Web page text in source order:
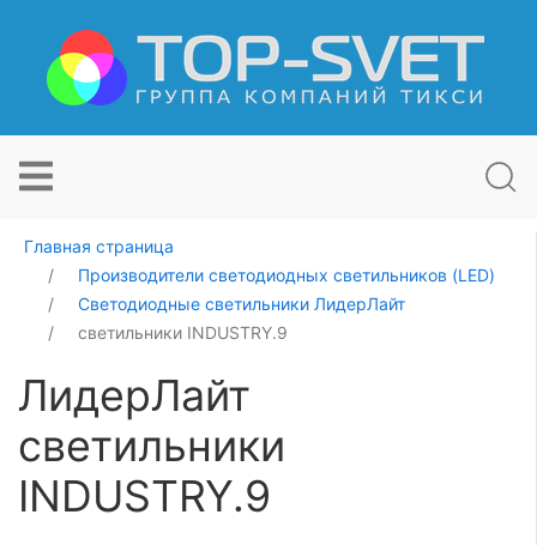
Главная страница
Производители светодиодных светильников (LED)
Светодиодные светильники ЛидерЛайт
светильники INDUSTRY.9
ЛидерЛайт
светильники
INDUSTRY.9